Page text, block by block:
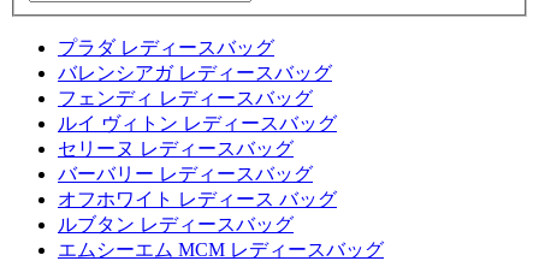
プラダ レディースバッグ
バレンシアガ レディースバッグ
フェンディ レディースバッグ
ルイ ヴィトン レディースバッグ
セリーヌ レディースバッグ
バーバリー レディースバッグ
オフホワイト レディース バッグ
ルブタン レディースバッグ
エムシーエム MCM レディースバッグ